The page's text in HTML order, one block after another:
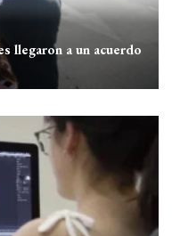
llegaron a un acuerdo